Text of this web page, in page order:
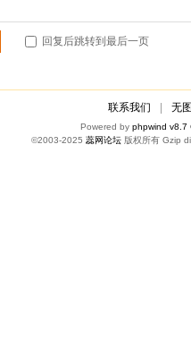
回复后跳转到最后一页
联系我们 无
Powered by phpwind v8.7
©2003-2025 蕊网论坛 版权所有 Gzip